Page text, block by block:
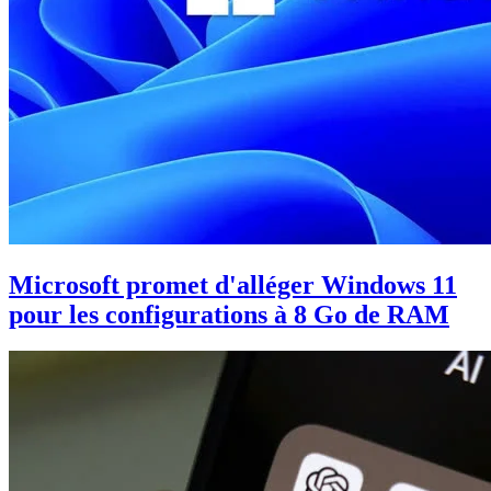
Microsoft promet d'alléger Windows 11
pour les configurations à 8 Go de RAM